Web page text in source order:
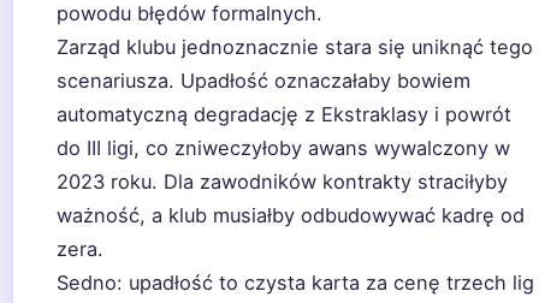
powodu błędów formalnych.
Zarząd klubu jednoznacznie stara się uniknąć tego
scenariusza. Upadłość oznaczałaby bowiem
automatyczną degradację z Ekstraklasy i powrót
do III ligi, co zniweczyłoby awans wywalczony w
2023 roku. Dla zawodników kontrakty straciłyby
ważność, a klub musiałby odbudowywać kadrę od
zera.
Sedno: upadłość to czysta karta za cenę trzech lig